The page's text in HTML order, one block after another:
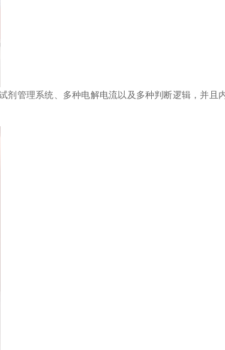
管理系统、多种电解电流以及多种判断逻辑，并且